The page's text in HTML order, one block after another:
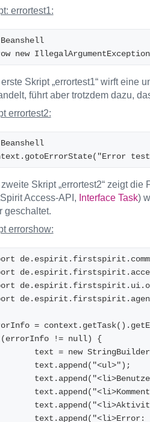
errortest1:
new
erste Skript „errortest1“ wirft
führt aber trotzdem dazu,
errortest2:
zweite Skript „errortest2“ zeigt
Access-API, Interface Task)
geschaltet.
errorshow:
=
!= null) {
= new
"
" +